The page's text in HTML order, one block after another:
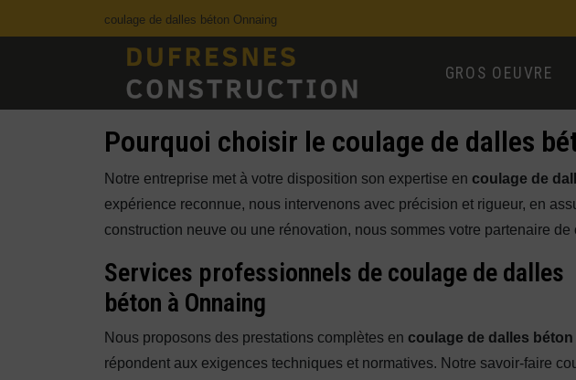
coulage de dalles béton Onnaing
GROS OEUVRE
Pourquoi choisir le coulage de dalles
Notre entreprise met à votre disposition son expertise en coulage de
expérience reconnue, nous intervenons avec précision et rigueur, en
construction neuve ou une rénovation, nous sommes votre partenaire
Services professionnels de coulage de dalles
béton à Onnaing
Nous proposons des prestations complètes en coulage de dalles béton
répondent aux exigences techniques et normatives. Notre savoir-faire